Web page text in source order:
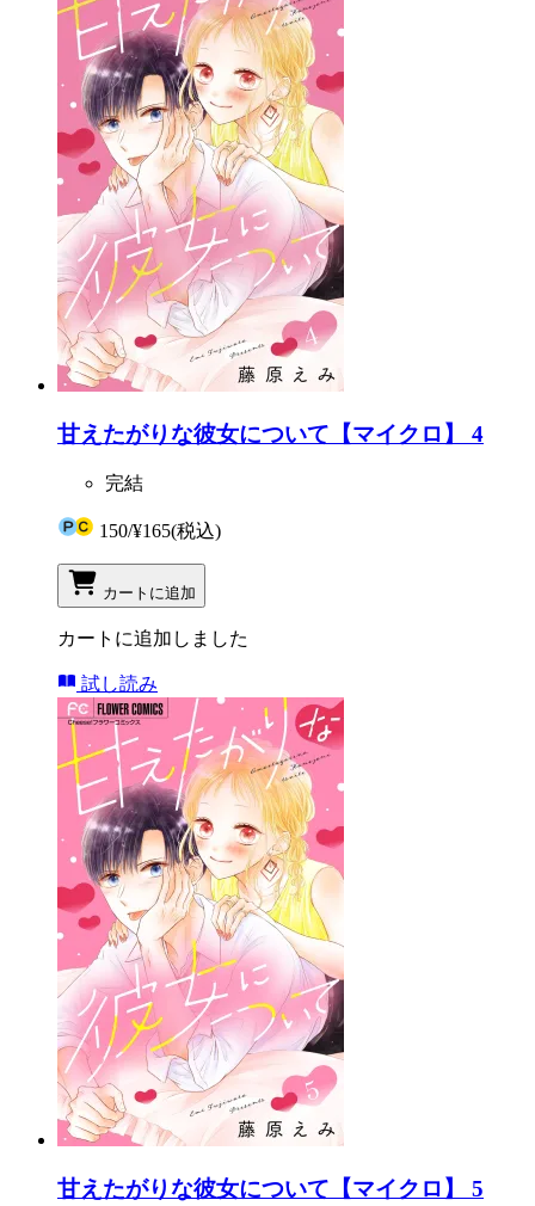
甘えたがりな彼女について【マイクロ】 4
完結
150/¥165(税込)
カートに追加
カートに追加しました
試し読み
甘えたがりな彼女について【マイクロ】 5